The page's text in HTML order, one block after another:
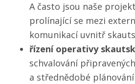
A často jsou naše
prolínající se mezi
komunikací uvnitř
řízení operativy
schvalování
a střednědobé